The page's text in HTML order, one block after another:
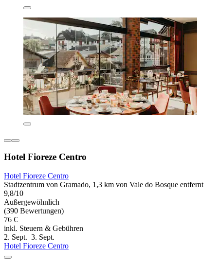
Hotel Fioreze Centro
Hotel Fioreze Centro
Stadtzentrum von Gramado, 1,3 km von Vale do Bosque entfernt
9,8/10
Außergewöhnlich
(390 Bewertungen)
76 €
inkl. Steuern & Gebühren
2. Sept.–3. Sept.
Hotel Fioreze Centro